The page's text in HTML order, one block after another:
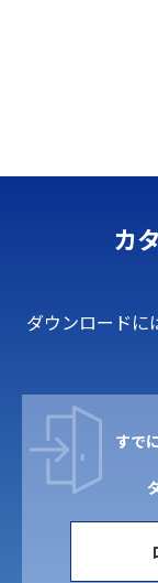
カ
ダウンロードに
すで